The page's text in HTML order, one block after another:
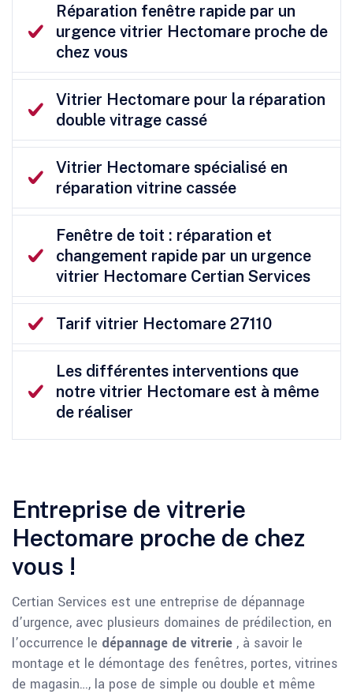
Réparation fenêtre rapide par un
urgence vitrier Hectomare proche de
chez vous
Vitrier Hectomare pour la réparation
double vitrage cassé
Vitrier Hectomare spécialisé en
réparation vitrine cassée
Fenêtre de toit : réparation et
changement rapide par un urgence
vitrier Hectomare Certian Services
Tarif vitrier Hectomare 27110
Les différentes interventions que
notre vitrier Hectomare est à même
de réaliser
Entreprise de vitrerie
Hectomare proche de chez
vous !
Certian Services est une entreprise de dépannage
d’urgence, avec plusieurs domaines de prédilection, en
l’occurrence le dépannage de vitrerie , à savoir le
montage et le démontage des fenêtres, portes, vitrines
de magasin…, la pose de simple ou double et même